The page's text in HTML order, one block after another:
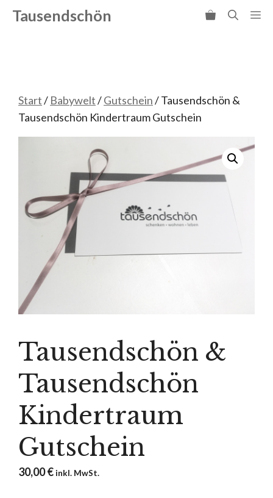
Zum
Inhalt
Tausendschön
Start/ Babywelt/Gutschein/ Tausendschön &
Tausendschön Kindertraum Gutschein
Tausendschön &
Tausendschön
Kindertraum
Gutschein
30,00€ inkl. MwSt.